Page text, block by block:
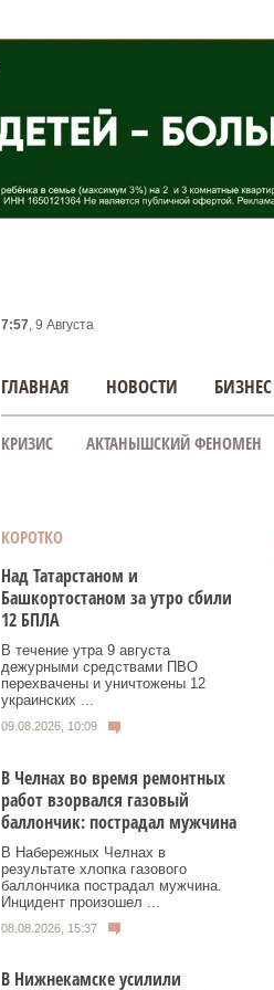
7:57, 9 Августа
ГЛАВНАЯ НОВОСТИ БИЗНЕС
КРИЗИС АКТАНЫШСКИЙ ФЕНОМЕН
КОРОТКО
Над Татарстаном и
Башкортостаном за утро сбили
12 БПЛА
В течение утра 9 августа
дежурными средствами ПВО
перехвачены и уничтожены 12
украинских ...
09.08.2026, 10:09
В Челнах во время ремонтных
работ взорвался газовый
баллончик: пострадал мужчина
В Набережных Челнах в
результате хлопка газового
баллончика пострадал мужчина.
Инцидент произошел ...
08.08.2026, 15:37
В Нижнекамске усилили